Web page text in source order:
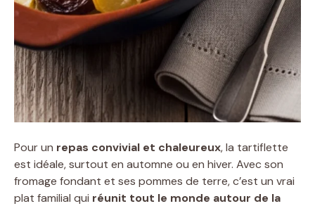
Pour un repas convivial et chaleureux, la tartiflette
est idéale, surtout en automne ou en hiver. Avec son
fromage fondant et ses pommes de terre, c’est un vrai
plat familial qui réunit tout le monde autour de la